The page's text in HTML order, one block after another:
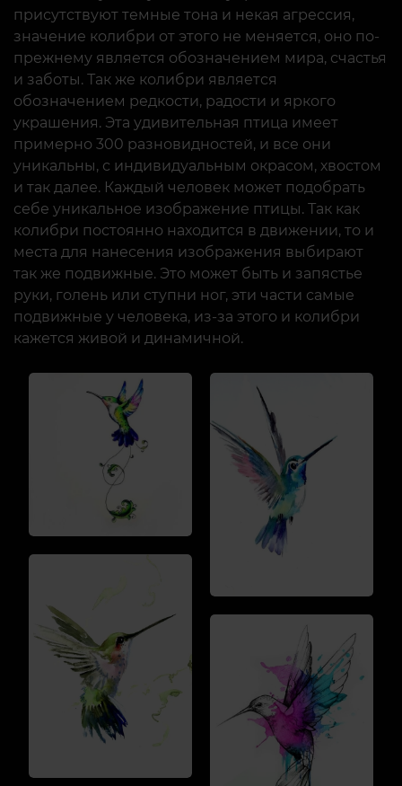
присутствуют темные тона и некая агрессия,
значение колибри от этого не меняется, оно по-
прежнему является обозначением мира, счастья
и заботы. Так же колибри является
обозначением редкости, радости и яркого
украшения. Эта удивительная птица имеет
примерно 300 разновидностей, и все они
уникальны, с индивидуальным окрасом, хвостом
и так далее. Каждый человек может подобрать
себе уникальное изображение птицы. Так как
колибри постоянно находится в движении, то и
места для нанесения изображения выбирают
так же подвижные. Это может быть и запястье
руки, голень или ступни ног, эти части самые
подвижные у человека, из-за этого и колибри
кажется живой и динамичной.